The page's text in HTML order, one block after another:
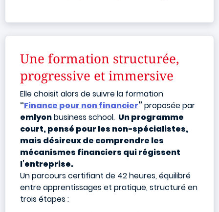
Une formation structurée,
progressive et immersive
Elle choisit alors de suivre la formation
“Finance pour non financier” proposée par
emlyonbusiness school. Un programme
court, pensé pour les non-spécialistes,
mais désireux de comprendre les
mécanismes financiers qui régissent
l’entreprise.
Un parcours certifiant de 42 heures, équilibré
entre apprentissages et pratique, structuré en
trois étapes :